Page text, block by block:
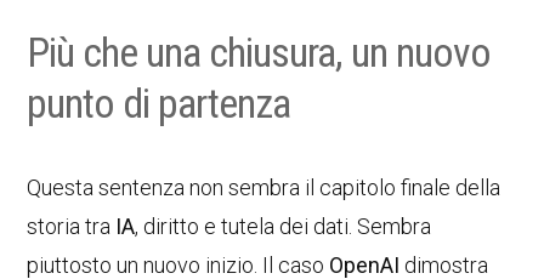
Più che una chiusura, un nuovo
punto di partenza
Questa sentenza non sembra il capitolo finale della
storia tra IA, diritto e tutela dei dati. Sembra
piuttosto un nuovo inizio. Il caso OpenAI dimostra